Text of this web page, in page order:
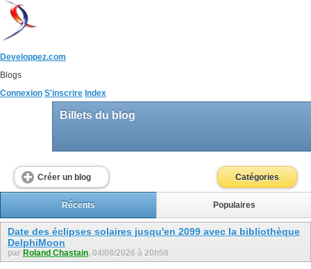
Developpez.com
Blogs
Connexion S'inscrire Index
Billets du blog
Créer un blog Catégories
Récents Populaires
Date des éclipses solaires jusqu'en 2099 avec la bibliothèque
DelphiMoon
par Roland Chastain, 04/08/2026 à 20h58